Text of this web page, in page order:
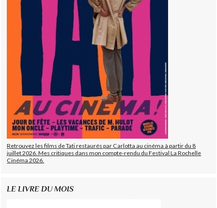
Retrouvez les films de Tati restaurés par Carlotta au cinéma à partir du 8
juillet 2026. Mes critiques dans mon compte-rendu du Festival La Rochelle
Cinéma 2026.
LE LIVRE DU MOIS